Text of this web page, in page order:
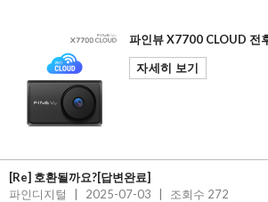
파인뷰 X7700 CLOUD 전
자세히 보기
[Re] 호환될까요?[답변완료]
파인디지털
2025-07-03 조회수 272